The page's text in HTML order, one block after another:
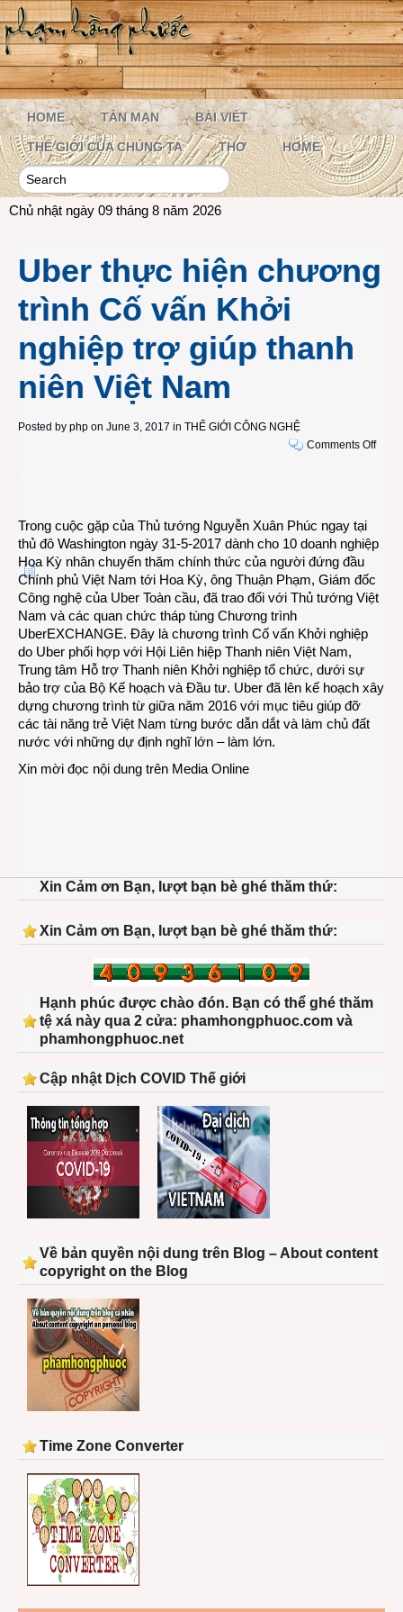
HOME TẢN MẠN BÀI VIẾT
THẾ GIỚI CỦA CHÚNG TA THƠ HOME
Chủ nhật ngày 09 tháng 8 năm 2026
Uber thực hiện chương
trình Cố vấn Khởi
nghiệp trợ giúp thanh
niên Việt Nam
Posted by php on June 3, 2017 in THẾ GIỚI CÔNG NGHỆ
Comments Offon
Cố
Việt
Trong cuộc gặp của Thủ tướng Nguyễn Xuân Phúc ngay tại
thủ đô Washington ngày 31-5-2017 dành cho 10 doanh nghiệp
Hoa Kỳ nhân chuyến thăm chính thức của người đứng đầu
Chính phủ Việt Nam tới Hoa Kỳ, ông Thuận Phạm, Giám đốc
Công nghệ của Uber Toàn cầu, đã trao đổi với Thủ tướng Việt
Nam và các quan chức tháp tùng Chương trình
UberEXCHANGE. Đây là chương trình Cố vấn Khởi nghiệp
do Uber phối hợp với Hội Liên hiệp Thanh niên Việt Nam,
Trung tâm Hỗ trợ Thanh niên Khởi nghiệp tổ chức, dưới sự
bảo trợ của Bộ Kế hoạch và Đầu tư. Uber đã lên kế hoạch xây
dựng chương trình từ giữa năm 2016 với mục tiêu giúp đỡ
các tài năng trẻ Việt Nam từng bước dẫn dắt và làm chủ đất
nước với những dự định nghĩ lớn – làm lớn.
Xin mời đọc nội dung trên Media Online
Xin Cảm ơn Bạn, lượt bạn bè ghé thăm thứ:
Xin Cảm ơn Bạn, lượt bạn bè ghé thăm thứ:
Hạnh phúc được chào đón. Bạn có thể ghé thăm
tệ xá này qua 2 cửa: phamhongphuoc.com và
phamhongphuoc.net
Cập nhật Dịch COVID Thế giới
Về bản quyền nội dung trên Blog – About content
copyright on the Blog
Time Zone Converter